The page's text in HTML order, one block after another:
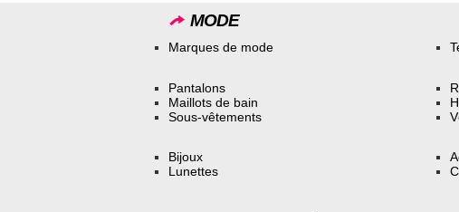
MODE
Marques de mode
Pantalons
Maillots de bain
Sous-vêtements
Bijoux
Lunettes